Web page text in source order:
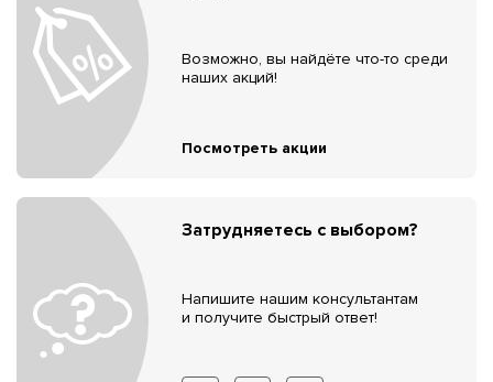
Возможно, вы найдёте что-то среди
наших акций!
Посмотреть акции
Затрудняетесь с выбором?
Напишите нашим консультантам
и получите быстрый ответ!